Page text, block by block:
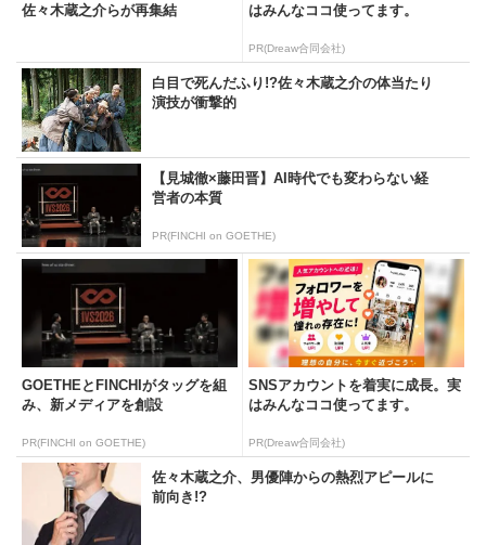
佐々木蔵之介らが再集結
はみんなココ使ってます。
PR(Dreaw合同会社)
白目で死んだふり!?佐々木蔵之介の体当たり
演技が衝撃的
【見城徹×藤田晋】AI時代でも変わらない経
営者の本質
PR(FINCHI on GOETHE)
GOETHEとFINCHIがタッグを組
み、新メディアを創設
PR(FINCHI on GOETHE)
SNSアカウントを着実に成長。実
はみんなココ使ってます。
PR(Dreaw合同会社)
佐々木蔵之介、男優陣からの熱烈アピールに
前向き!?